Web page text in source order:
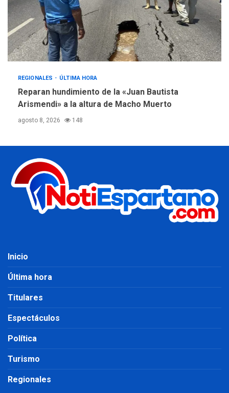
REGIONALES ÚLTIMA HORA
Reparan hundimiento de la «Juan Bautista
Arismendi» a la altura de Macho Muerto
agosto 8, 2026 148
Inicio
Última hora
Titulares
Espectáculos
Política
Turismo
Regionales